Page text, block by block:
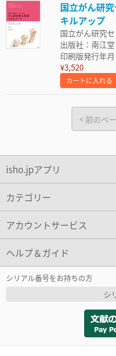
国立がん研
キルアップ
国立がん研究
出版社：南江堂
印刷版発行年
¥3,520
カートに入れる
前のペ
isho.jpアプリ
カテゴリー
アカウントサービス
ヘルプ＆ガイド
シリアル番号をお持ちの方
シ